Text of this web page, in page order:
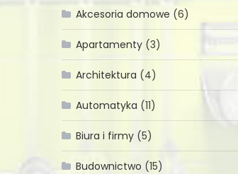
Akcesoria domowe (6)
Apartamenty (3)
Architektura (4)
Automatyka (11)
Biura i firmy (5)
Budownictwo (15)